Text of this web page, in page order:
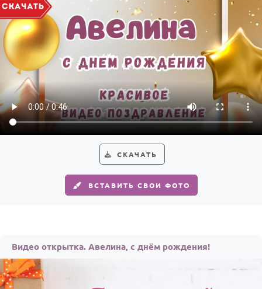
СКАЧАТЬ
ВСТАВИТЬ СВОИ ФОТО
Видео открытка. Авелина, с днём рождения!